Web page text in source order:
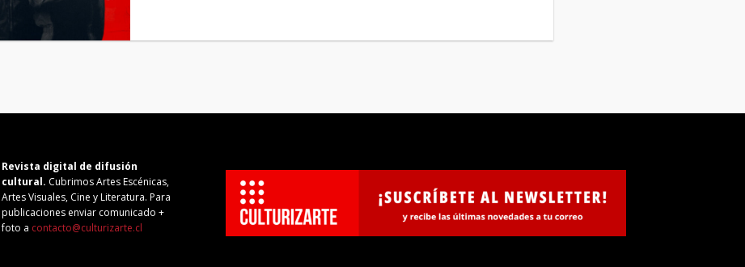
Revista digital de difusión
cultural. Cubrimos Artes Escénicas,
Artes Visuales, Cine y Literatura. Para
publicaciones enviar comunicado +
foto a contacto@culturizarte.cl